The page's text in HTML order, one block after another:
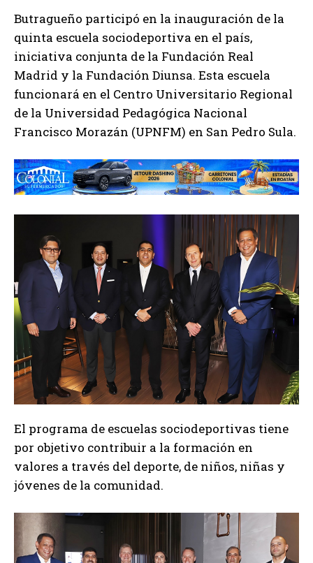
Butragueño participó en la inauguración de la
quinta escuela sociodeportiva en el país,
iniciativa conjunta de la Fundación Real
Madrid y la Fundación Diunsa. Esta escuela
funcionará en el Centro Universitario Regional
de la Universidad Pedagógica Nacional
Francisco Morazán (UPNFM) en San Pedro Sula.
El programa de escuelas sociodeportivas tiene
por objetivo contribuir a la formación en
valores a través del deporte, de niños, niñas y
jóvenes de la comunidad.